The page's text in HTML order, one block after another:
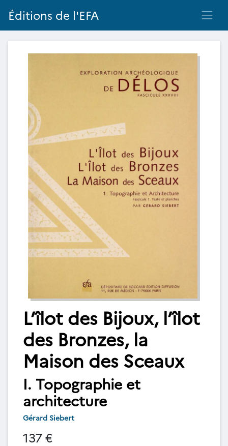
Éditions de l'EFA
L’îlot des Bijoux, l’îlot
des Bronzes, la
Maison des Sceaux
I. Topographie et
architecture
Gérard Siebert
137 €